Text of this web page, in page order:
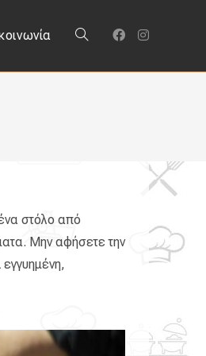
στόλο από
Μην αφήσετε την